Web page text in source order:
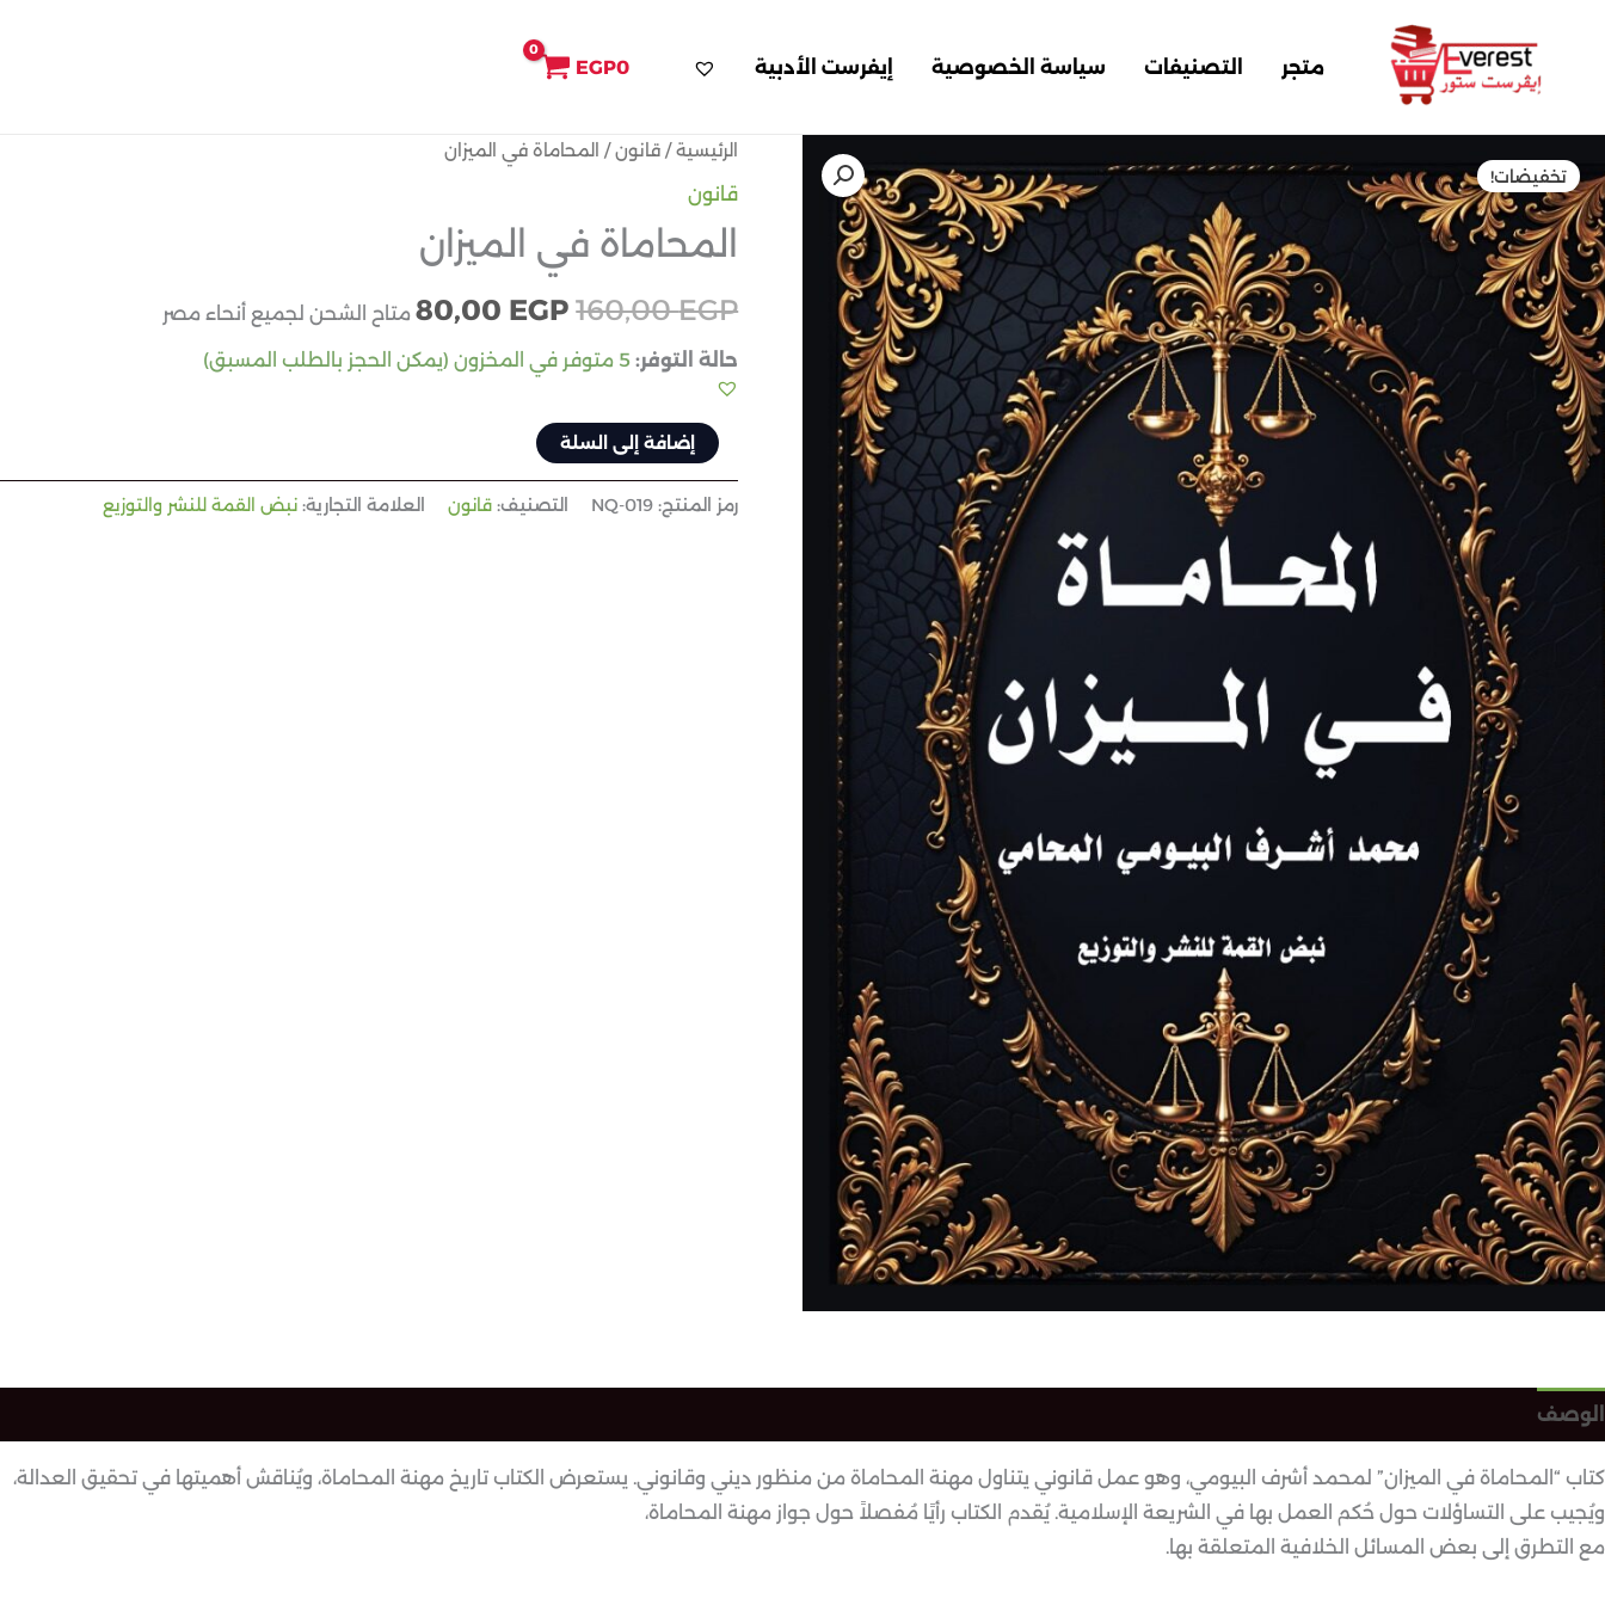
المحتوى
متجر التصنيفات سياسة الخصوصية إيفرست الأدبية EGP0
تخفيضات!
الرئيسية/ قانون/ المحاماة في الميزان
قانون
المحاماة في الميزان
160,00EGP
السعر
هو:
160,00 EGP.
80,00 EGP
80,00 EGP.
متاح الشحن لجميع أنحاء مصر
حالة التوفر: 5 متوفر في المخزون (يمكن الحجز بالطلب المسبق)
المحاماة
في
الميزان
إضافة إلى السلة
رمز المنتج: NQ-019 التصنيف: قانون العلامة التجارية: نبض القمة للنشر والتوزيع
الوصف
كتاب “المحاماة في الميزان” لمحمد أشرف البيومي، وهو عمل قانوني يتناول مهنة المحاماة من منظور ديني وقانوني. يستعرض الكتاب تاريخ مهنة المحاماة، ويُناقش أهميتها في تحقيق العدالة،
ويُجيب على التساؤلات حول حُكم العمل بها في الشريعة الإسلامية. يُقدم الكتاب رأيًا مُفصلاً حول جواز مهنة المحاماة،
مع التطرق إلى بعض المسائل الخلافية المتعلقة بها.